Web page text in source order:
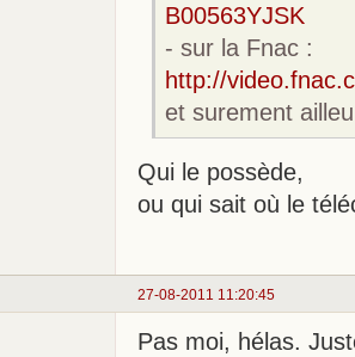
B00563YJSK
- sur la Fnac :
http://
et surement
Qui le possède,
ou qui sait où le
27-08-2011 11:20:45
Pas moi, hélas.